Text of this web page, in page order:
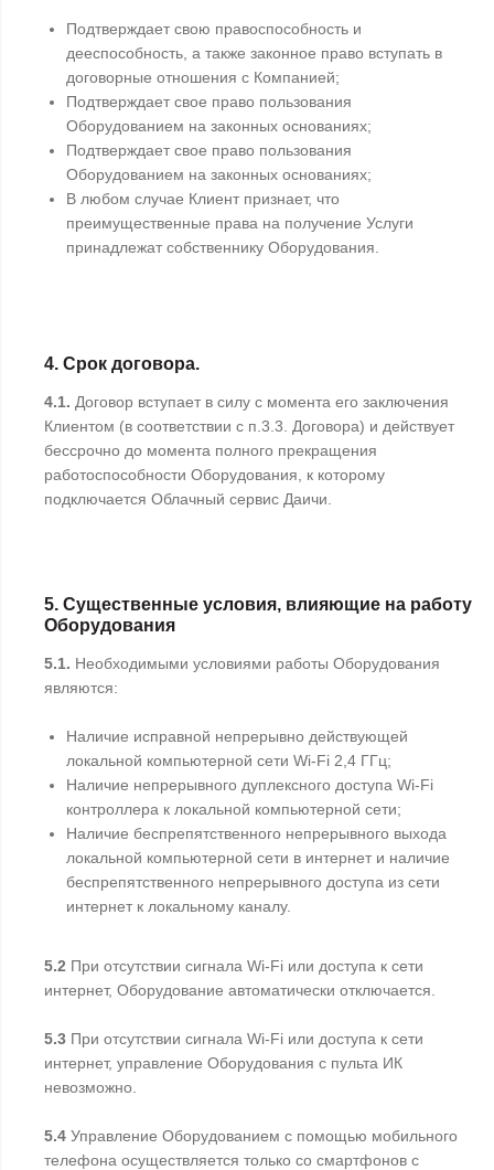
Подтверждает свою правоспособность и
дееспособность, а также законное право вступать в
договорные отношения с Компанией;
Подтверждает свое право пользования
Оборудованием на законных основаниях;
Подтверждает свое право пользования
Оборудованием на законных основаниях;
В любом случае Клиент признает, что
преимущественные права на получение Услуги
принадлежат собственнику Оборудования.
4. Срок договора.
4.1. Договор вступает в силу с момента его заключения
Клиентом (в соответствии с п.3.3. Договора) и действует
бессрочно до момента полного прекращения
работоспособности Оборудования, к которому
подключается Облачный сервис Даичи.
5. Существенные условия, влияющие на работу
Оборудования
5.1. Необходимыми условиями работы Оборудования
являются:
Наличие исправной непрерывно действующей
локальной компьютерной сети Wi-Fi 2,4 ГГц;
Наличие непрерывного дуплексного доступа Wi-Fi
контроллера к локальной компьютерной сети;
Наличие беспрепятственного непрерывного выхода
локальной компьютерной сети в интернет и наличие
беспрепятственного непрерывного доступа из сети
интернет к локальному каналу.
5.2 При отсутствии сигнала Wi-Fi или доступа к сети
интернет, Оборудование автоматически отключается.
5.3 При отсутствии сигнала Wi-Fi или доступа к сети
интернет, управление Оборудования с пульта ИК
невозможно.
5.4 Управление Оборудованием с помощью мобильного
телефона осуществляется только со смартфонов с